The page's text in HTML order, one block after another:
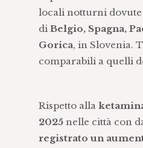
locali notturni dovute
di Belgio, Spagna,
Gorica, in Slovenia.
comparabili a quelli
Rispetto alla
2025nelle città con
registrato un